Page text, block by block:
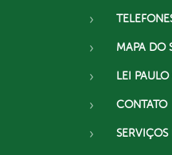
MAPA DO
LEI
CONTATO
SERVIÇOS